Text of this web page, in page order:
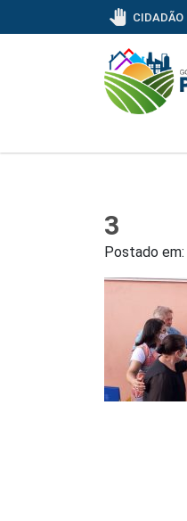
pan_tool CIDADÃO
3
Postado em: